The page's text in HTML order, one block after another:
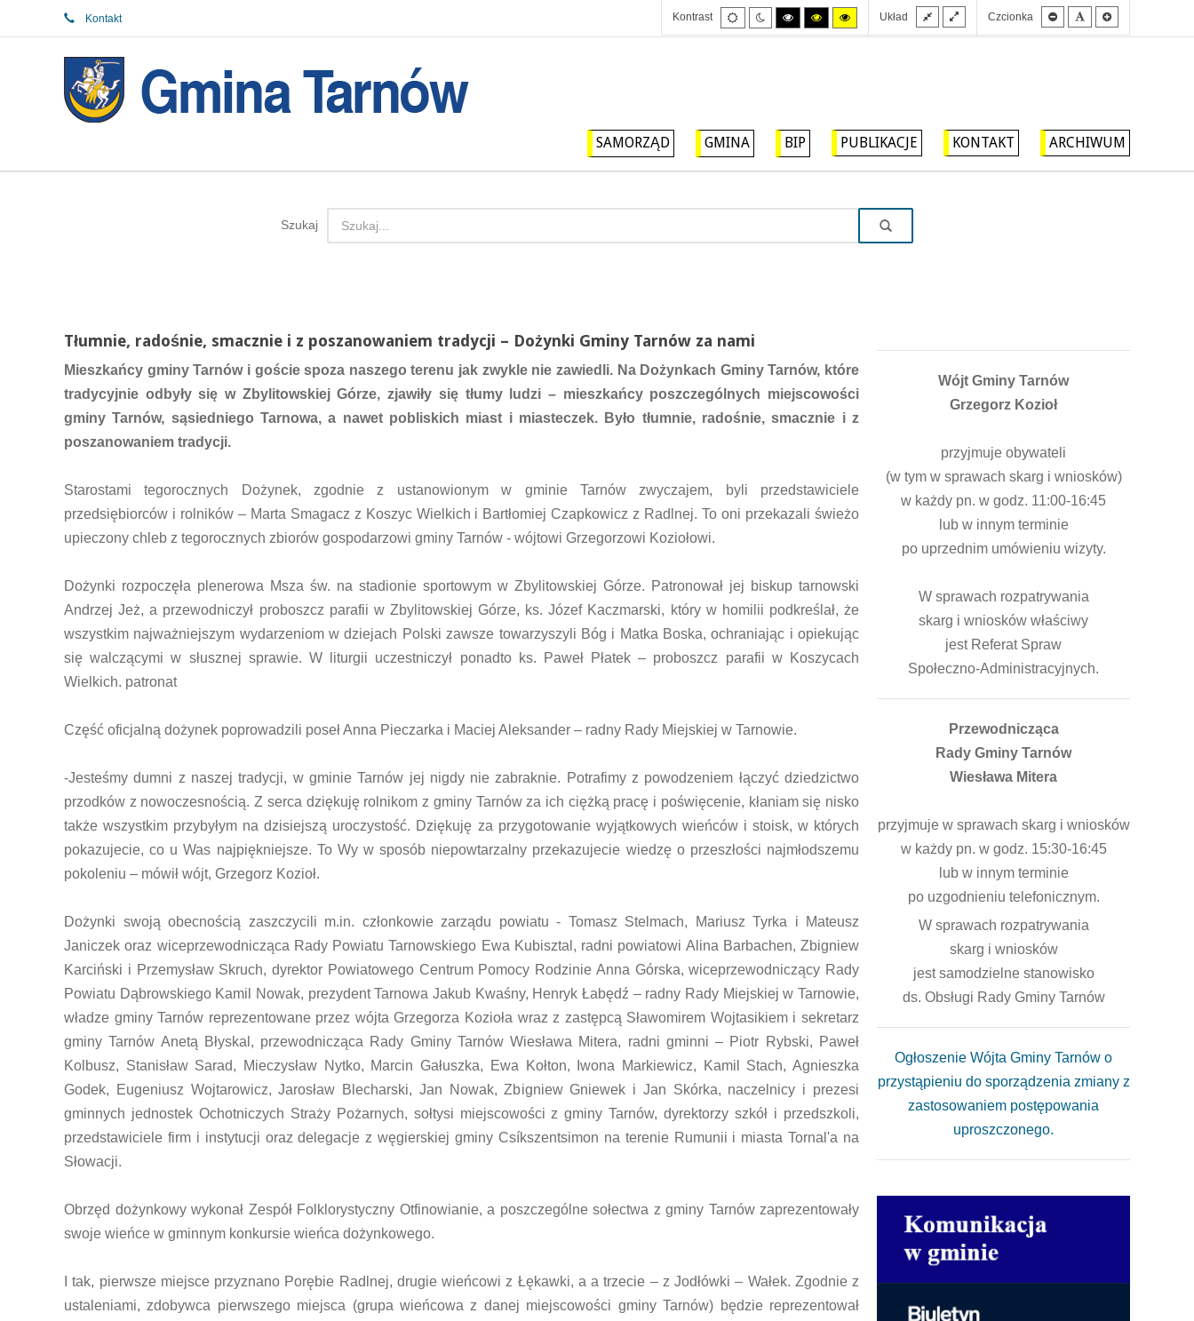
Kontakt Kontrast
Tryb
domyślny
Tryb
nocny
Tryb
wysokiego
kontrastu
Tryb
wysokiego
kontrastu
Tryb
wysokiego
kontrastu
Układ
Stały
układ
Szeroki
układCzcionka
Mniejsza
czcionka
Domyślna
czcionka
SAMORZĄD GMINA BIP PUBLIKACJE KONTAKT ARCHIWUM
Szukaj
Tłumnie, radośnie, smacznie i z poszanowaniem tradycji – Dożynki Gminy Tarnów za nami
Mieszkańcy gminy Tarnów i goście spoza naszego terenu jak zwykle nie zawiedli. Na Dożynkach Gminy Tarnów, które
tradycyjnie odbyły się w Zbylitowskiej Górze, zjawiły się tłumy ludzi – mieszkańcy poszczególnych miejscowości
gminy Tarnów, sąsiedniego Tarnowa, a nawet pobliskich miast i miasteczek. Było tłumnie, radośnie, smacznie i z
poszanowaniem tradycji.
Starostami tegorocznych Dożynek, zgodnie z ustanowionym w gminie Tarnów zwyczajem, byli przedstawiciele
przedsiębiorców i rolników – Marta Smagacz z Koszyc Wielkich i Bartłomiej Czapkowicz z Radlnej. To oni przekazali świeżo
upieczony chleb z tegorocznych zbiorów gospodarzowi gminy Tarnów - wójtowi Grzegorzowi Koziołowi.
Dożynki rozpoczęła plenerowa Msza św. na stadionie sportowym w Zbylitowskiej Górze. Patronował jej biskup tarnowski
Andrzej Jeż, a przewodniczył proboszcz parafii w Zbylitowskiej Górze, ks. Józef Kaczmarski, który w homilii podkreślał, że
wszystkim najważniejszym wydarzeniom w dziejach Polski zawsze towarzyszyli Bóg i Matka Boska, ochraniając i opiekując
się walczącymi w słusznej sprawie. W liturgii uczestniczył ponadto ks. Paweł Płatek – proboszcz parafii w Koszycach
Wielkich. patronat
Część oficjalną dożynek poprowadzili poseł Anna Pieczarka i Maciej Aleksander – radny Rady Miejskiej w Tarnowie.
-Jesteśmy dumni z naszej tradycji, w gminie Tarnów jej nigdy nie zabraknie. Potrafimy z powodzeniem łączyć dziedzictwo
przodków z nowoczesnością. Z serca dziękuję rolnikom z gminy Tarnów za ich ciężką pracę i poświęcenie, kłaniam się nisko
także wszystkim przybyłym na dzisiejszą uroczystość. Dziękuję za przygotowanie wyjątkowych wieńców i stoisk, w których
pokazujecie, co u Was najpiękniejsze. To Wy w sposób niepowtarzalny przekazujecie wiedzę o przeszłości najmłodszemu
pokoleniu – mówił wójt, Grzegorz Kozioł.
Dożynki swoją obecnością zaszczycili m.in. członkowie zarządu powiatu - Tomasz Stelmach, Mariusz Tyrka i Mateusz
Janiczek oraz wiceprzewodnicząca Rady Powiatu Tarnowskiego Ewa Kubisztal, radni powiatowi Alina Barbachen, Zbigniew
Karciński i Przemysław Skruch, dyrektor Powiatowego Centrum Pomocy Rodzinie Anna Górska, wiceprzewodniczący Rady
Powiatu Dąbrowskiego Kamil Nowak, prezydent Tarnowa Jakub Kwaśny, Henryk Łabędź – radny Rady Miejskiej w Tarnowie,
władze gminy Tarnów reprezentowane przez wójta Grzegorza Kozioła wraz z zastępcą Sławomirem Wojtasikiem i sekretarz
gminy Tarnów Anetą Błyskal, przewodnicząca Rady Gminy Tarnów Wiesława Mitera, radni gminni – Piotr Rybski, Paweł
Kolbusz, Stanisław Sarad, Mieczysław Nytko, Marcin Gałuszka, Ewa Kołton, Iwona Markiewicz, Kamil Stach, Agnieszka
Godek, Eugeniusz Wojtarowicz, Jarosław Blecharski, Jan Nowak, Zbigniew Gniewek i Jan Skórka, naczelnicy i prezesi
gminnych jednostek Ochotniczych Straży Pożarnych, sołtysi miejscowości z gminy Tarnów, dyrektorzy szkół i przedszkoli,
przedstawiciele firm i instytucji oraz delegacje z węgierskiej gminy Csíkszentsimon na terenie Rumunii i miasta Tornal'a na
Słowacji.
Obrzęd dożynkowy wykonał Zespół Folklorystyczny Otfinowianie, a poszczególne sołectwa z gminy Tarnów zaprezentowały
swoje wieńce w gminnym konkursie wieńca dożynkowego.
I tak, pierwsze miejsce przyznano Porębie Radlnej, drugie wieńcowi z Łękawki, a a trzecie – z Jodłówki – Wałek. Zgodnie z
ustaleniami, zdobywca pierwszego miejsca (grupa wieńcowa z danej miejscowości gminy Tarnów) będzie reprezentował
Wójt Gminy Tarnów
Grzegorz Kozioł
przyjmuje obywateli
(w tym w sprawach skarg i wniosków)
w każdy pn. w godz. 11:00-16:45
lub w innym terminie
po uprzednim umówieniu wizyty.
W sprawach rozpatrywania
skarg i wniosków właściwy
jest Referat Spraw
Społeczno-Administracyjnych.
Przewodnicząca
Rady Gminy Tarnów
Wiesława Mitera
przyjmuje w sprawach skarg i wniosków
w każdy pn. w godz. 15:30-16:45
lub w innym terminie
po uzgodnieniu telefonicznym.
W sprawach rozpatrywania
skarg i wniosków
jest samodzielne stanowisko
ds. Obsługi Rady Gminy Tarnów
Ogłoszenie Wójta Gminy Tarnów o
przystąpieniu do sporządzenia zmiany z
zastosowaniem postępowania
uproszczonego.